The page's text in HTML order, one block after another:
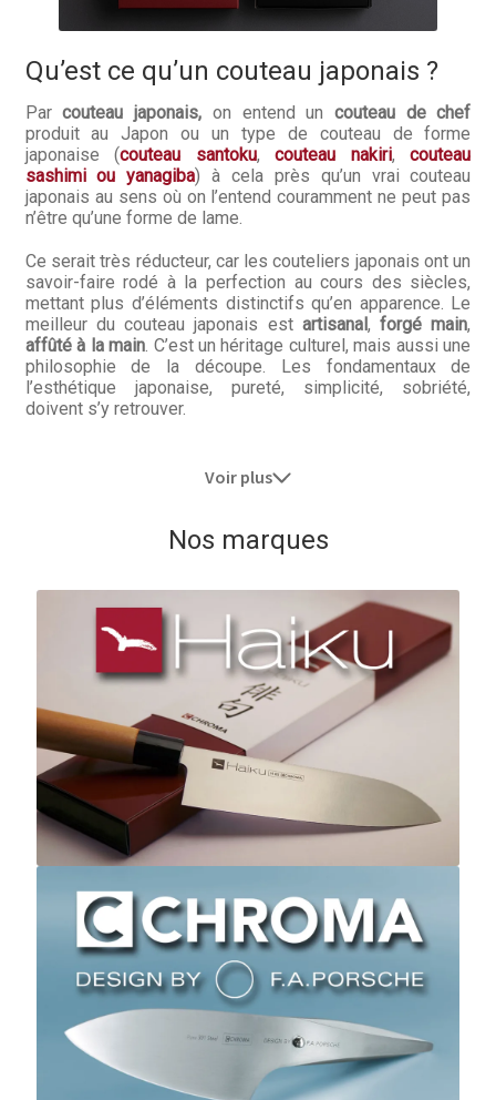
Trouver mon magasin
Qu’est ce qu’un couteau japonais ?
Parcouteau japonais, on entend un couteau de chef
produit au Japon ou un type de couteau de forme
japonaise (couteau santoku,couteau nakiri,couteau
sashimi ou yanagiba) à cela près qu’un vrai couteau
japonais au sens où on l’entend couramment ne peut pas
n’être qu’une forme de lame.
Ce serait très réducteur, car les couteliers japonais ont un
savoir-faire rodé à la perfection au cours des siècles,
mettant plus d’éléments distinctifs qu’en apparence. Le
meilleur du couteau japonais est artisanal ,forgé main,
affûté à la main. C’est un héritage culturel, mais aussi une
philosophie de la découpe. Les fondamentaux de
l’esthétique japonaise, pureté, simplicité, sobriété,
doivent s’y retrouver.
Voir plus
Nos marques